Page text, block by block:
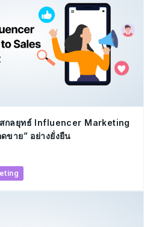
กลยุทธ์ Influencer Marketing
ขาย” อย่างยั่งยืน